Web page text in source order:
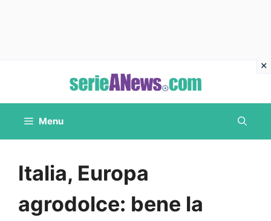
contenuto
Menu
Italia, Europa
agrodolce: bene la